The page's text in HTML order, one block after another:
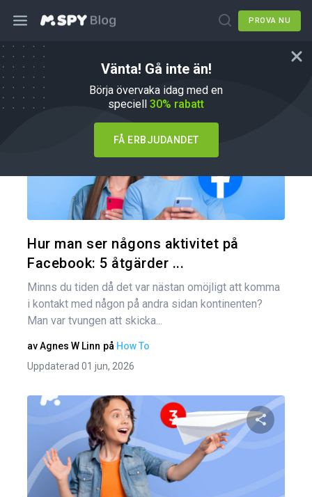
PROVA NU
Vänta! Gå inte än!
Börja övervaka idag med en
speciell 30% rabatt
FÅ ERBJUDANDET
Hur du gör
Hur man ser någons aktivitet på
Facebook: 5 åtgärder ...
Minns du tiden då det var nästan omöjligt att komma
i kontakt med någon på andra sidan kontinenten?
Man var tvungen att skicka...
avAgnes W Linn på How To
Uppdaterad 01 jun, 2026